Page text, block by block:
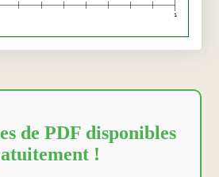
1
de PDF disponibles
!